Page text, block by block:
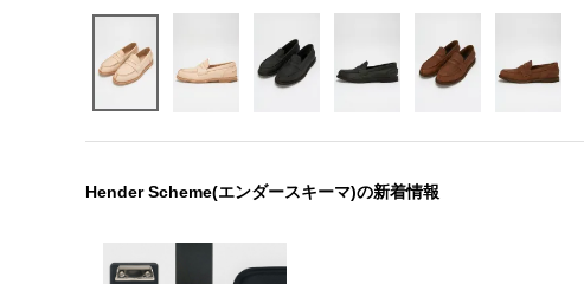
Hender Scheme(エンダースキーマ)の新着情報